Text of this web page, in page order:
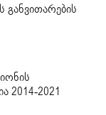
2014-2021